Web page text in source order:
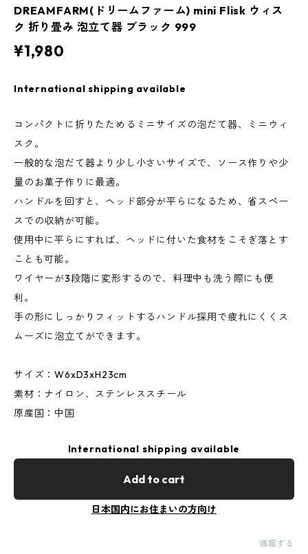
DREAMFARM(ドリームファーム) mini Flisk ウィス
ク 折り畳み 泡立て器 ブラック 999
¥1,980
International shipping available
コンパクトに折りたためるミニサイズの泡だて器、ミニウィ
スク。
一般的な泡だて器より少し小さいサイズで、ソース作りや少
量のお菓子作りに最適。
ハンドルを回すと、ヘッド部分が平らになるため、省スペー
スでの収納が可能。
使用中に平らにすれば、ヘッドに付いた食材をこそぎ落とす
ことも可能。
ワイヤーが3段階に変形するので、料理中も洗う際にも便
利。
手の形にしっかりフィットするハンドル採用で疲れにくくス
ムーズに泡立てができます。
サイズ：W6xD3xH23cm
素材：ナイロン、ステンレススチール
原産国：中国
International shipping available
Add to cart
日本国内にお住まいの方向け
通報する